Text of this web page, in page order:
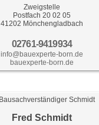
Zweigstelle
Postfach 20 02 05
41202 Mönchengladbach
02761-9419934
info@bauexperte-born.de
bauexperte-born.de
Fred Schmidt